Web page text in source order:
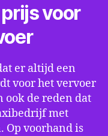
voor
er altijd een
voor het vervoer
ook de reden dat
met
Op voorhand is